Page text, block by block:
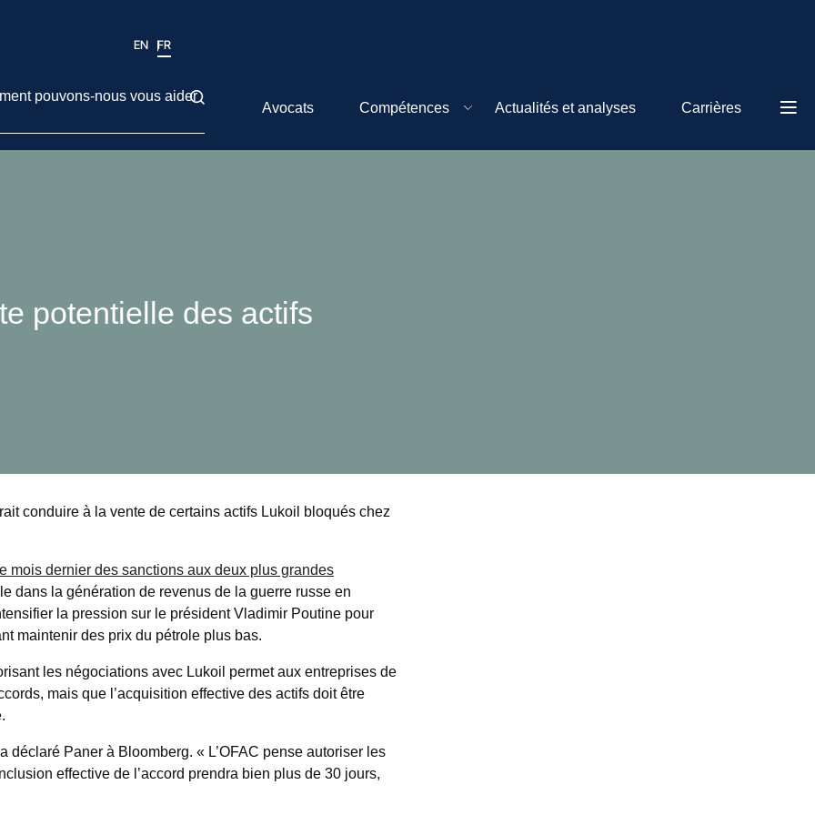
EN FR
pouvons-nous vous aider
Avocats Compétences Actualités et analyses Carrières
potentielle des actifs
conduire à la vente de certains actifs Lukoil bloqués chez
mois dernier des sanctions aux deux plus grandes
dans la génération de revenus de la guerre russe en
la pression sur le président Vladimir Poutine pour
maintenir des prix du pétrole plus bas.
les négociations avec Lukoil permet aux entreprises de
mais que l’acquisition effective des actifs doit être
déclaré Paner à Bloomberg. « L’OFAC pense autoriser les
effective de l’accord prendra bien plus de 30 jours,